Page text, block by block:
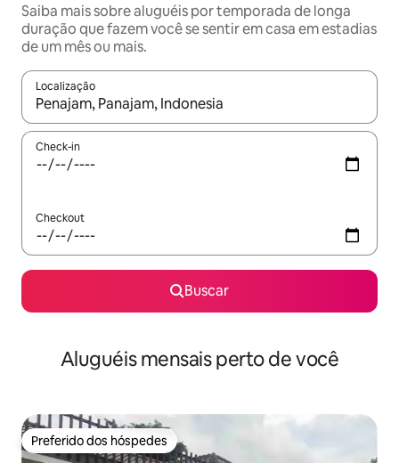
Saiba mais sobre aluguéis por temporada de longa
duração que fazem você se sentir em casa em estadias
de um mês ou mais.
Localização
Quando os resultados estiverem disponíveis, explore-os
Check-in
Checkout
Buscar
Aluguéis mensais perto de você
Preferido dos hóspedes
Preferido dos hóspedes